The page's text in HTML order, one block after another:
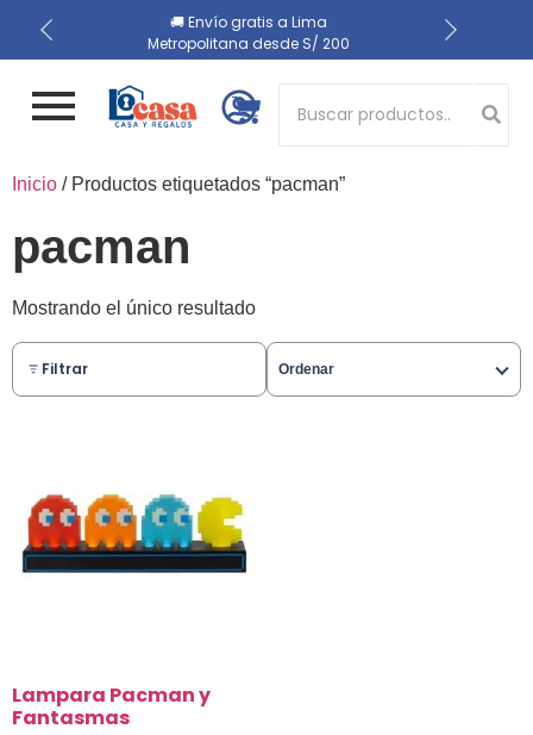
🚚 Envío gratis a Lima
Metropolitana desde S/ 200
🔒 Compra 100% segura
📍 Recojo en almacén el
mismo día
Button 1
Button 2
Inicio / Productos etiquetados “pacman”
pacman
Mostrando el único resultado
Filtrar Ordenar
Lampara Pacman y
Fantasmas